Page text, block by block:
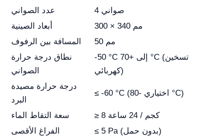
عدد الصواني
4 صواني
أبعاد الصينية
300 × 340 مم
المسافة بين الرفوف
50 مم
نطاق درجة حرارة
الصواني
-50 °C إلى +70 °C (تسخين
كهربائي)
درجة حرارة مصيدة
البرد
≤ -60 °C (اختياري -80 °C)
سعة التقاط الماء
≥ 8 كجم / 24 ساعة
الفراغ الأقصى
≤ 5 Pa (بدون حمل)